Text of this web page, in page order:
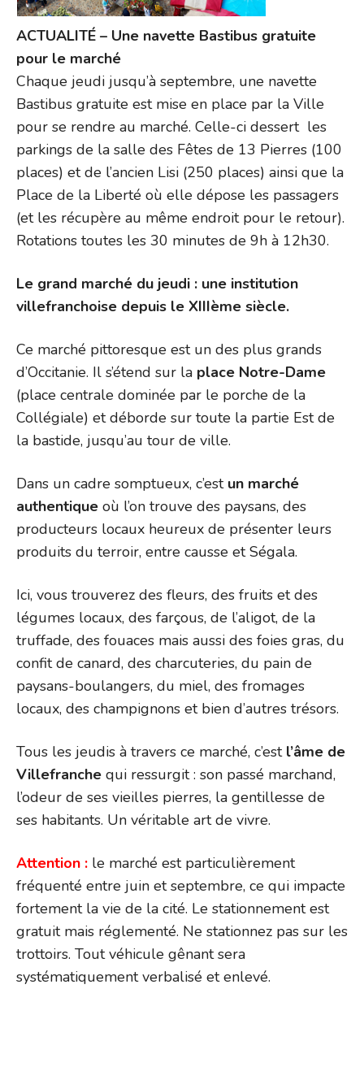
ACTUALITÉ – Une navette Bastibus gratuite
pour le marché
Chaque jeudi jusqu’à septembre, une navette
Bastibus gratuite est mise en place par la Ville
pour se rendre au marché. Celle-ci dessert les
parkings de la salle des Fêtes de 13 Pierres (100
places) et de l’ancien Lisi (250 places) ainsi que la
Place de la Liberté où elle dépose les passagers
(et les récupère au même endroit pour le retour).
Rotations toutes les 30 minutes de 9h à 12h30.
Le grand marché du jeudi : une institution
villefranchoise depuis le XIIIème siècle.
Ce marché pittoresque est un des plus grands
d’Occitanie. Il s’étend sur la place Notre-Dame
(place centrale dominée par le porche de la
Collégiale) et déborde sur toute la partie Est de
la bastide, jusqu’au tour de ville.
Dans un cadre somptueux, c’estun marché
authentique où l’on trouve des paysans, des
producteurs locaux heureux de présenter leurs
produits du terroir, entre causse et Ségala.
Ici, vous trouverez des fleurs, des fruits et des
légumes locaux, des farçous, de l’aligot, de la
truffade, des fouaces mais aussi des foies gras, du
confit de canard, des charcuteries, du pain de
paysans-boulangers, du miel, des fromages
locaux, des champignons et bien d’autres trésors.
Tous les jeudis à travers ce marché, c’est l’âme de
Villefranche qui ressurgit : son passé marchand,
l’odeur de ses vieilles pierres, la gentillesse de
ses habitants. Un véritable art de vivre.
Attention : le marché est particulièrement
fréquenté entre juin et septembre, ce qui impacte
fortement la vie de la cité. Le stationnement est
gratuit mais réglementé. Ne stationnez pas sur les
trottoirs. Tout véhicule gênant sera
systématiquement verbalisé et enlevé.